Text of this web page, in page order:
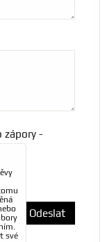
zápory -
Odeslat
své